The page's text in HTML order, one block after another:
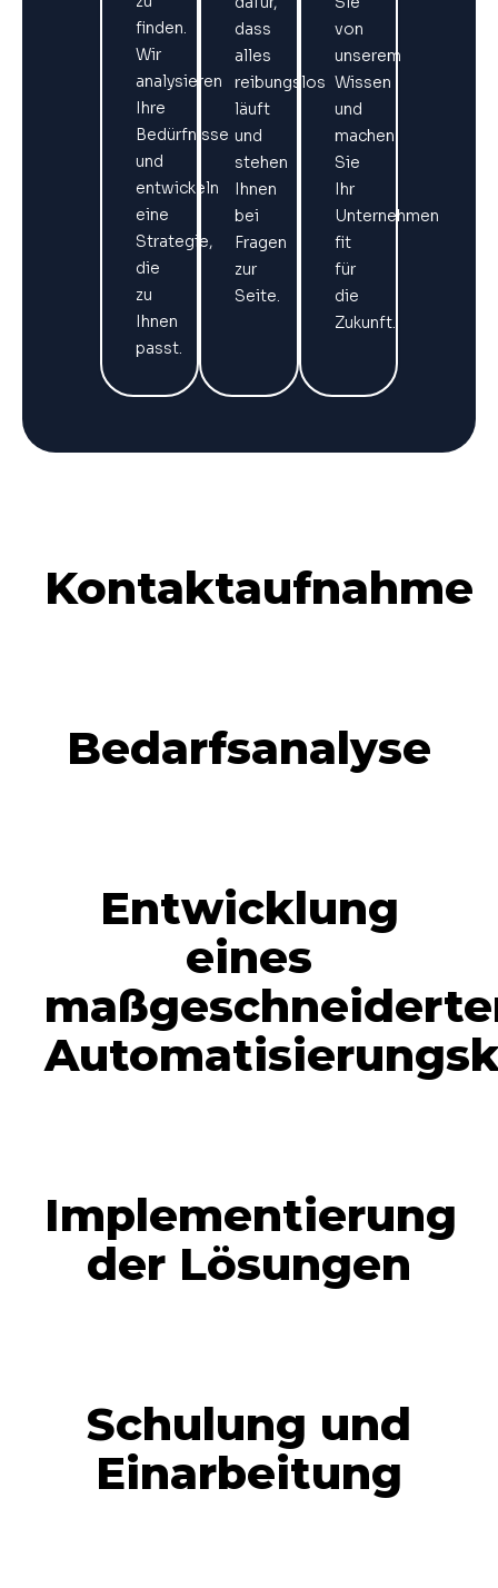
finden.
Wir
analysieren
Ihre
Bedürfnisse
und
entwickeln
eine
Strategie,
die
zu
Ihnen
passt.
dass
alles
reibungslos
läuft
und
stehen
Ihnen
bei
Fragen
zur
Seite.
von
unserem
Wissen
und
machen
Sie
Ihr
Unternehmen
fit
für
die
Zukunft.
Kontaktaufnahme
Bedarfsanalyse
Entwicklung
eines
Implementierung
der Lösungen
Schulung und
Einarbeitung